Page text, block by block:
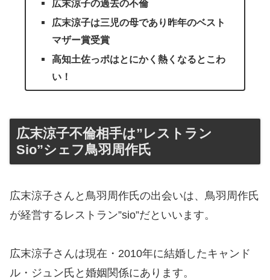
広末涼子の過去の不倫
広末涼子は三児の母であり昨年のベスト
マザー賞受賞
高知土佐っポはとにかく熱くなるとこわ
い！
広末涼子不倫相手は”レストラン
Sio”シェフ鳥羽周作氏
広末涼子さんと鳥羽周作氏の出会いは、鳥羽周作氏
が経営するレストラン”sio”だといいます。
広末涼子さんは現在・2010年に結婚したキャンド
ル・ジュン氏と婚姻関係にあります。